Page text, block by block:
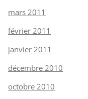
mars 2011
février 2011
janvier 2011
décembre 2010
octobre 2010